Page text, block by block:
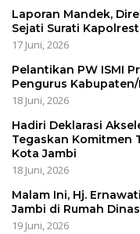
Laporan Mandek,
Sejati Surati
17 Juni, 2026
Pelantikan PW ISMI
Pengurus
18 Juni, 2026
Hadiri Deklarasi
Tegaskan Komitmen
Kota Jambi
18 Juni, 2026
Malam Ini, Hj.
Jambi di Rumah
19 Juni, 2026